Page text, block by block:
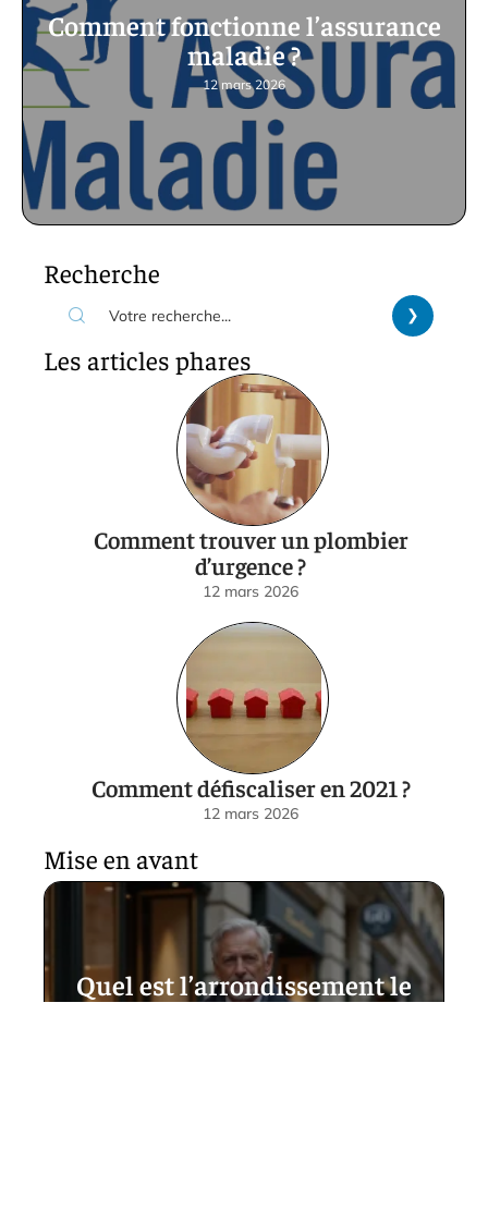
Comment fonctionne l’assurance
maladie ?
12 mars 2026
Recherche
Les articles phares
Comment trouver un plombier
d’urgence ?
12 mars 2026
Comment défiscaliser en 2021 ?
12 mars 2026
Mise en avant
Quel est l’arrondissement le
plus riche de Paris et